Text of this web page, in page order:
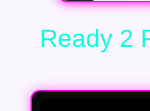
Ready 2